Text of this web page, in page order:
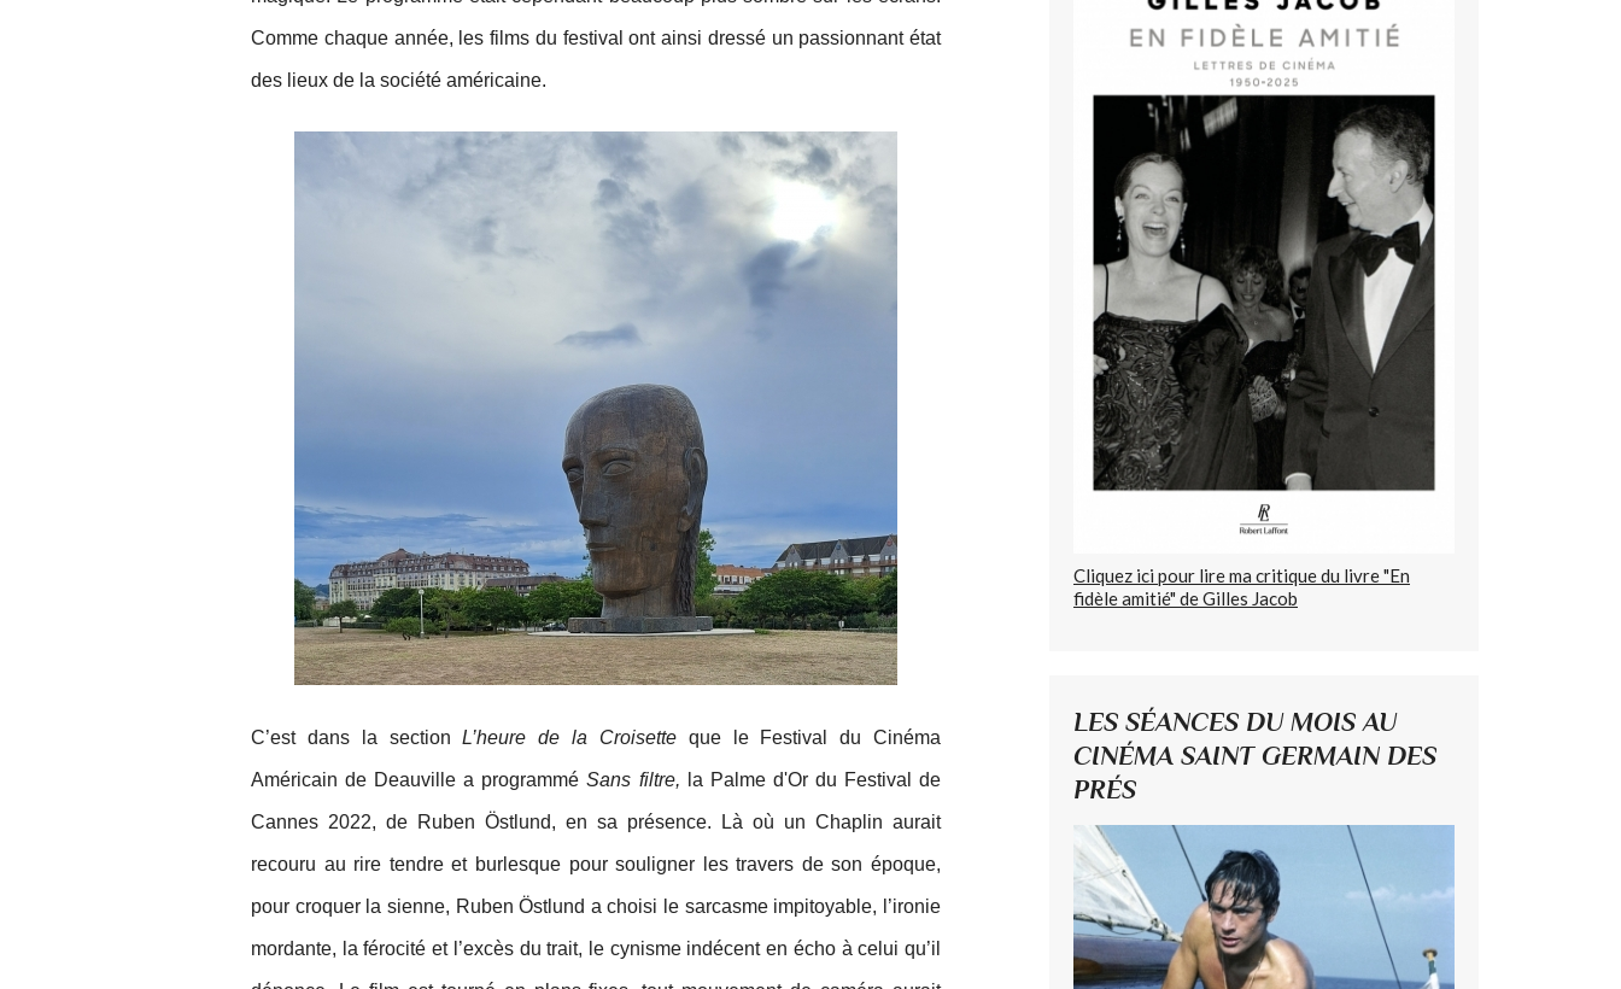
Comme chaque année, les films du festival ont ainsi dressé un passionnant état
des lieux de la société américaine.
C’est dans la sectionL’heure de la Croisetteque le Festival du Cinéma
Américain de Deauville a programméSans filtre, la Palme d'Or du Festival de
Cannes 2022, de Ruben Östlund, en sa présence. Là où un Chaplin aurait
recouru au rire tendre et burlesque pour souligner les travers de son époque,
pour croquer la sienne, Ruben Östlund a choisi le sarcasme impitoyable, l’ironie
mordante, la férocité et l’excès du trait, le cynisme indécent en écho à celui qu’il
Cliquez ici pour lire ma critique du livre "En
fidèle amitié" de Gilles Jacob
LES SÉANCES DU MOIS AU
CINÉMA SAINT GERMAIN DES
PRÉS